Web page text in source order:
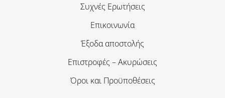
Συχνές Ερωτήσεις
Επικοινωνία
Έξοδα αποστολής
Επιστροφές – Ακυρώσεις
Όροι και Προϋποθέσεις